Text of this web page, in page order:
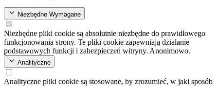
Niezbędne Wymagane
Niezbędne pliki cookie są absolutnie niezbędne do prawidłowego
funkcjonowania strony. Te pliki cookie zapewniają działanie
podstawowych funkcji i zabezpieczeń witryny. Anonimowo.
Analityczne
Analityczne pliki cookie są stosowane, by zrozumieć, w jaki sposób